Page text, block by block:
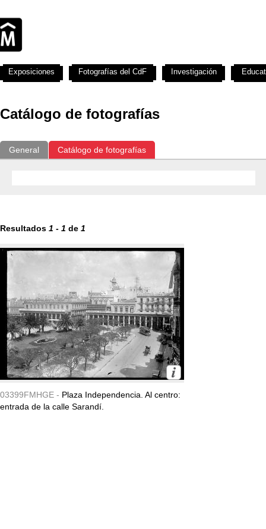
Catálogo de fotografías
General Catálogo de fotografías
Resultados 1 - 1 de 1
03399FMHGE - Plaza Independencia. Al centro:
entrada de la calle Sarandí.
Exposiciones Fotografías del CdF Investigación